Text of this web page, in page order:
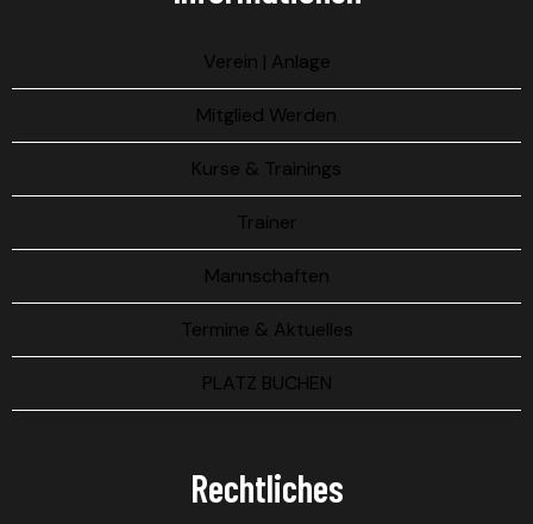
Verein | Anlage
Mitglied Werden
Kurse & Trainings
Trainer
Mannschaften
Termine & Aktuelles
PLATZ BUCHEN
Rechtliches